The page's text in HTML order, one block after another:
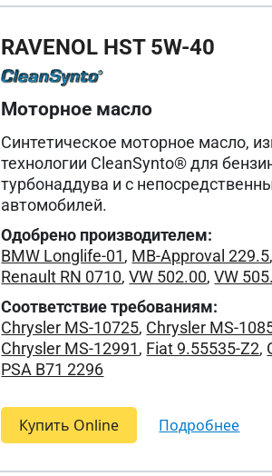
RAVENOL HST 5W-40
Моторное масло
Синтетическое моторное масло,
технологии CleanSynto® для
турбонаддува и с
автомобилей.
Одобрено производителем:
BMW Longlife-01, MB-Approval 229.5,
Renault RN 0710,VW 502.00,VW
Соответствие требованиям:
Chrysler MS-10725, Chrysler MS-
Chrysler MS-12991, Fiat 9.55535-Z2,
PSA B71 2296
Купить Online подробнее